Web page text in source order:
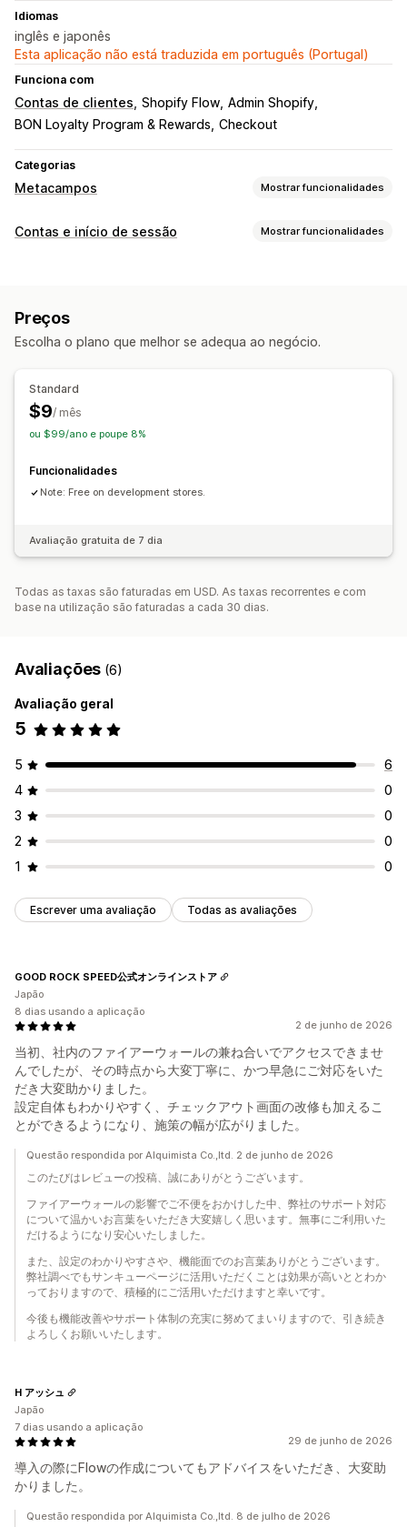
Idiomas
inglês e japonês
Esta aplicação não está traduzida em português (Portugal)
Funciona com
Contas de clientes Shopify Flow Admin Shopify
BON Loyalty Program & Rewards Checkout
Categorias
Metacampos Mostrar funcionalidades
Tipos de metacampo
Sincronização de dados
Multilingue
Contas e início de sessão Mostrar funcionalidades
Campos personalizados
Preços
Escolha o plano que melhor se adequa ao negócio.
Standard
$9/ mês
ou $99/ano e poupe 8%
Funcionalidades
Note: Free on development stores.
Avaliação gratuita de 7 dia
Todas as taxas são faturadas em USD. As taxas recorrentes e com
base na utilização são faturadas a cada 30 dias.
Avaliações (6)
Avaliação geral
5
5
6
4
0
3
0
2
0
1
0
Escrever uma avaliação Todas as avaliações
2 de junho de 2026
当初、社内のファイアーウォールの兼ね合いでアクセスできませ
んでしたが、その時点から大変丁寧に、かつ早急にご対応をいた
だき大変助かりました。
設定自体もわかりやすく、チェックアウト画面の改修も加えるこ
とができるようになり、施策の幅が広がりました。
GOOD ROCK SPEED公式オンラインストア
Japão
8 dias usando a aplicação
Questão respondida por Alquimista Co.,ltd. 2 de junho de 2026
このたびはレビューの投稿、誠にありがとうございます。
ファイアーウォールの影響でご不便をおかけした中、弊社のサポート対応
について温かいお言葉をいただき大変嬉しく思います。無事にご利用いた
だけるようになり安心いたしました。
また、設定のわかりやすさや、機能面でのお言葉ありがとうございます。
弊社調べでもサンキューページに活用いただくことは効果が高いととわか
っておりますので、積極的にご活用いただけますと幸いです。
今後も機能改善やサポート体制の充実に努めてまいりますので、引き続き
よろしくお願いいたします。
29 de junho de 2026
導入の際にFlowの作成についてもアドバイスをいただき、大変助
かりました。
H アッシュ
Japão
7 dias usando a aplicação
Questão respondida por Alquimista Co.,ltd. 8 de julho de 2026